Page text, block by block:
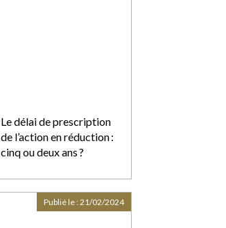
Le délai de prescription
de l’action en réduction :
cinq ou deux ans ?
Publié le :21/02/2024